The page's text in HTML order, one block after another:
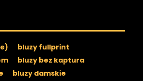
bluzy fullprint
bluzy bez kaptura
bluzy damskie